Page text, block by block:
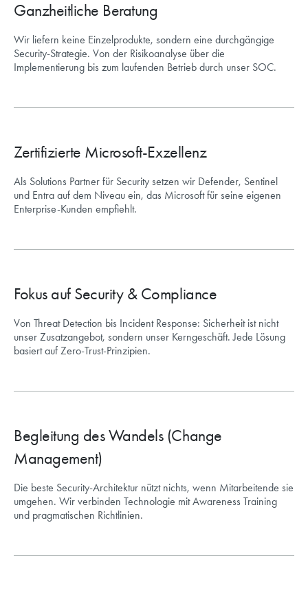
Ganzheitliche Beratung
Wir liefern keine Einzelprodukte, sondern eine durchgängige
Security-Strategie. Von der Risikoanalyse über die
Implementierung bis zum laufenden Betrieb durch unser SOC.
Zertifizierte Microsoft-Exzellenz
Als Solutions Partner für Security setzen wir Defender, Sentinel
und Entra auf dem Niveau ein, das Microsoft für seine eigenen
Enterprise-Kunden empfiehlt.
Fokus auf Security & Compliance
Von Threat Detection bis Incident Response: Sicherheit ist nicht
unser Zusatzangebot, sondern unser Kerngeschäft. Jede Lösung
basiert auf Zero-Trust-Prinzipien.
Begleitung des Wandels (Change
Management)
Die beste Security-Architektur nützt nichts, wenn Mitarbeitende sie
umgehen. Wir verbinden Technologie mit Awareness Training
und pragmatischen Richtlinien.